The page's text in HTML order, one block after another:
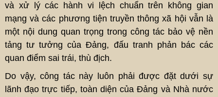
và xử lý các hành vi lệch chuẩn trên không gian
mạng và các phương tiện truyền thông xã hội vẫn là
một nội dung quan trọng trong công tác bảo vệ nền
tảng tư tưởng của Đảng, đấu tranh phản bác các
quan điểm sai trái, thù địch.
Do vậy, công tác này luôn phải được đặt dưới sự
lãnh đạo trực tiếp, toàn diện của Đảng và Nhà nước